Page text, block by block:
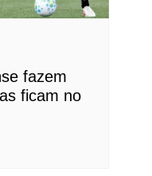
fazem
ficam no